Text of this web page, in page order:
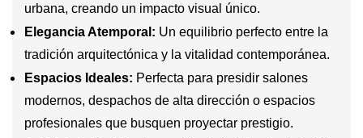
urbana, creando un impacto visual único.
Elegancia Atemporal: Un equilibrio perfecto entre la
tradición arquitectónica y la vitalidad contemporánea.
Espacios Ideales: Perfecta para presidir salones
modernos, despachos de alta dirección o espacios
profesionales que busquen proyectar prestigio.